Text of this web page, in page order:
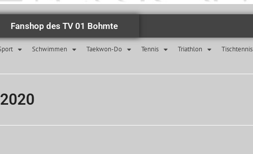
Fanshop des TV 01 Bohmte
Schwimmen Taekwon-Do Tennis Triathlon Tischtennis